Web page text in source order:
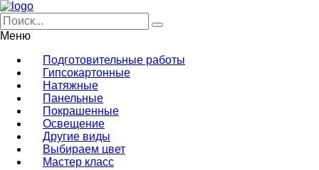
Меню
Подготовительные работы
Гипсокартонные
Натяжные
Панельные
Покрашенные
Освещение
Другие виды
Выбираем цвет
Мастер класс